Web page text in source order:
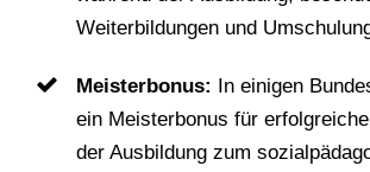
Weiterbildungen und
Meisterbonus: In einigen
ein Meisterbonus für
der Ausbildung zum